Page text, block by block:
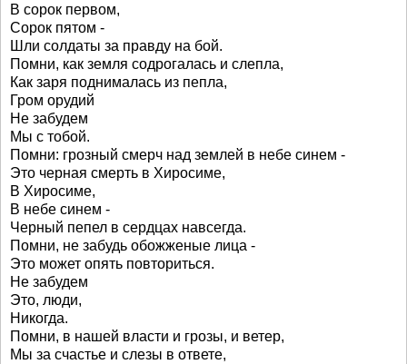
В сорок первом,
Сорок пятом -
Шли солдаты за правду на бой.
Помни, как земля содрогалась и слепла,
Как заря поднималась из пепла,
Гром орудий
Не забудем
Мы с тобой.
Помни: грозный смерч над землей в небе синем -
Это черная смерть в Хиросиме,
В Хиросиме,
В небе синем -
Черный пепел в сердцах навсегда.
Помни, не забудь обожженые лица -
Это может опять повториться.
Не забудем
Это, люди,
Никогда.
Помни, в нашей власти и грозы, и ветер,
Мы за счастье и слезы в ответе,